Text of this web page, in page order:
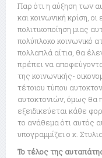
Παρ ότι η αύξηση των
και κοινωνική κρίση, οι
πολιτικοποίηση μιας
πολύπλοκο κοινωνικό
πολλαπλά αίτια, θα
πρέπει να
της κοινωνικής-
τέτοιου τύπου
αυτοκτονιών, όμως θα
εξειδικεύεται κάθε
το ανάθεμα ότι αυτός
υπογραμμίζει ο κ.
Το τέλος της